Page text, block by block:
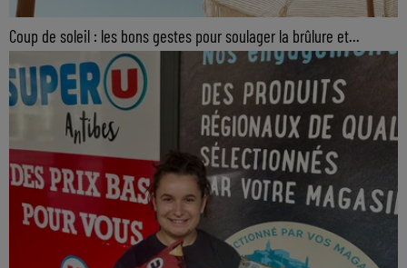
Coup de soleil : les bons gestes pour soulager la brûlure et...